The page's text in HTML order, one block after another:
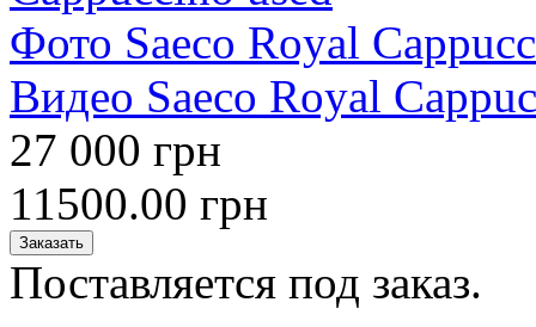
Фото Saeco Royal
Видео Saeco Royal
27 000 грн
11500.00 грн
Заказать
Поставляется под заказ.